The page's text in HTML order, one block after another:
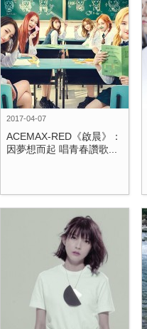
2017-04-07
ACEMAX-RED《啟晨》：
因夢想而起 唱青春讚歌...